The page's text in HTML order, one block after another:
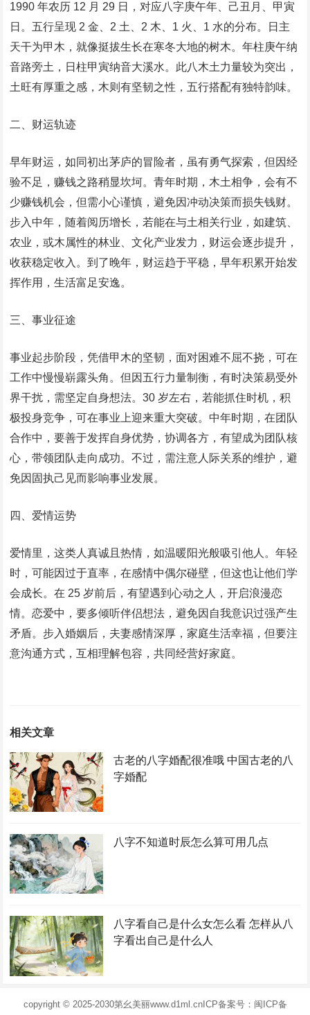
1990 年农历 12 月 29 日，对应八字庚午年、己丑月、甲寅
日。五行呈现 2 金、2 土、2 木、1 火、1 水的分布。日主
天干为甲木，就像挺拔生长在寒冬大地的树木。年柱庚午纳
音路旁土，日柱甲寅纳音大溪水​。此八木土力量较为突出，
土旺有厚重之感，木则有坚韧之性，五行搭配有独特韵味。​
二、财运轨迹​
早年财运，如同初出茅庐的冒险者，虽有勇气探索，但因经
验不足，赚钱之路稍显坎坷。青年时期，木土相争，会有不
少赚钱机会，但需小心谨慎，避免因冲动决策而损失钱财。
步入中年，随着阅历增长，若能在与土相关行业，如建筑、
农业，或木属性的林业、文化产业发力，财运会逐步提升，
收获稳定收入。到了晚年，财运趋于平稳，早年积累开始发
挥作用，生活富足安逸。​
三、事业征途​
事业起步阶段，凭借甲木的坚韧，面对困难不屈不挠，可在
工作中慢慢崭露头角。但因五行力量制衡，有时决策易受外
界干扰，需坚定自身想法。30 岁左右，若能抓住时机，积
极投身竞争，可在事业上迎来重大突破。中年时期，在团队
合作中，要善于发挥自身优势，协调各方，有望成为团队核
心，带领团队走向成功。不过，需注意人际关系的维护，避
免因固执己见而影响事业发展。​
四、爱情运势​
爱情里，这类人真诚且热情，如温暖阳光般吸引他人。年轻
时，可能因过于直率，在感情中偶尔碰壁，但这也让他们学
会成长。在 25 岁前后，有望遇到心动之人，开启浪漫恋
情。恋爱中，要多倾听伴侣想法，避免因自我意识过强产生
矛盾。步入婚姻后，夫妻感情深厚，家庭生活幸福，但要注
意沟通方式，互相理解包容，共同经营好家庭。
相关文章
古老的八字婚配很准哦 中国古老的八
字婚配
八字不知道时辰怎么算可用几点
八字看自己是什么女怎么看 怎样从八
字看出自己是什么人
copyright © 2025-2030第幺美丽www.d1ml.cnICP备案号：闽ICP备